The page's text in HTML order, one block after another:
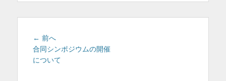
投
稿
ナ
← 前へ
の
投
合同シンポジウムの開催
について